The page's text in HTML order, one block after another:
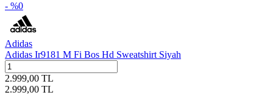
- %0
Adidas
Adidas Ir9181 M Fi Bos Hd Sweatshirt Siyah
2.999,00 TL
2.999,00 TL